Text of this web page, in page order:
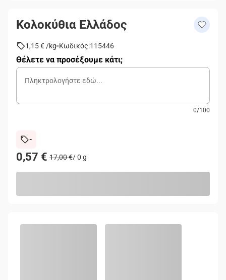
Κολοκύθια Ελλάδος
1,15 € /kg Κωδικός:115446
Θέλετε να προσέξουμε κάτι;
0/100
-
0,57 € 17,00 €/ 0 g